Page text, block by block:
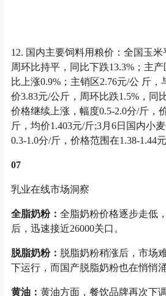
12. 国内主要饲料用粮价：全国玉米
周环比持平，同比下跌13.3%；主
比上涨0.9%；主销区2.76元/公 斤
价3.83元/公斤，周环比跌1.5%，同
价格继续上涨，幅度0.5-2.0分/斤，
斤，均价1.403元/斤;3月6日国内小
0.3-1.0分/斤，价格范围在1.38-1.44
07
乳业在线市场洞察
全脂奶粉： 全脂奶粉价格逐步走低
后，迅速接近26000关口。
脱脂奶粉： 脱脂奶粉稍涨后，市场
下运行，而国产脱脂奶粉也在悄悄
黄油： 黄油方面，餐饮品牌再次下